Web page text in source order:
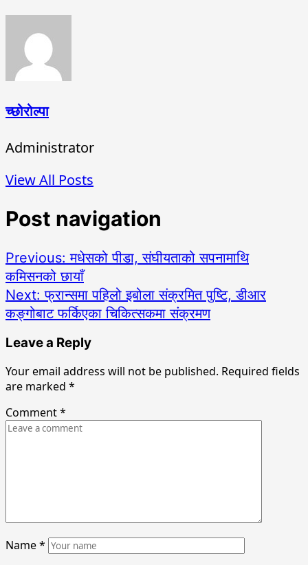
च्छोरोल्पा
Administrator
View All Posts
Post navigation
Previous:मधेसको पीडा, संघीयताको सपनामाथि
कमिसनको छायाँ
Next:फ्रान्समा पहिलो इबोला संक्रमित पुष्टि, डीआर
कङ्गोबाट फर्किएका चिकित्सकमा संक्रमण
Leave a Reply
Your email address will not be published. Required fields
are marked *
Comment*
Name*